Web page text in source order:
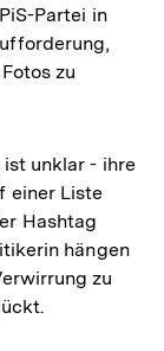
Partei in
zu
unklar - ihre
einer Liste
Hashtag
hängen
zu